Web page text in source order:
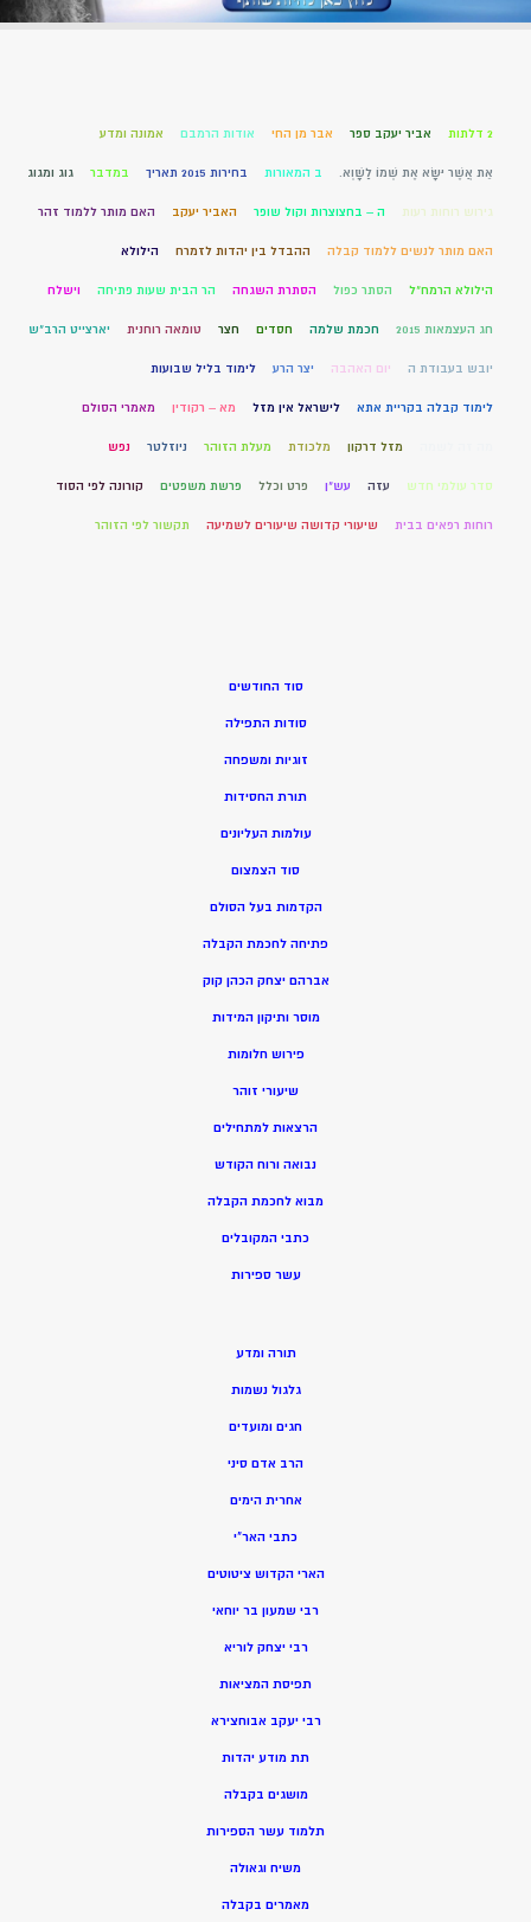
2 דלתות אביר יעקב ספר אבר מן החי אודות הרמבם אמונה ומדע
אֵת אֲשֶׁר יִשָּׂא אֶת שְׁמוֹ לַשָּׁוְא. ב המאורות בחירות 2015 תאריך במדבר גוג ומגוג
גירוש רוחות רעות ה – בחצוצרות וקול שופר האביר יעקב האם מותר ללמוד זהר
האם מותר לנשים ללמוד קבלה ההבדל בין יהדות לזמרח הילולא
הילולא הרמח"ל הסתר כפול הסתרת השגחה הר הבית שעות פתיחה וישלח
חג העצמאות 2015 חכמת שלמה חסדים חצר טומאה רוחנית יארצייט הרב"ש
יובש בעבודת ה יום האהבה יצר הרע לימוד בליל שבועות
לימוד קבלה בקריית אתא לישראל אין מזל מא – רקודין מאמרי הסולם
מזל דרקון מלכודת מעלת הזוהר ניוזלטר נפש
סדר עולמי חדש עזה עש"ן פרט וכלל פרשת משפטים קורונה לפי הסוד
רוחות רפאים בבית שיעורי קדושה שיעורים לשמיעה תקשור לפי הזוהר
סוד החודשים
סודות התפילה
זוגיות ומשפחה
תורת החסידות
עולמות העליונים
סוד הצמצום
הקדמות בעל הסולם
פתיחה לחכמת הקבלה
אברהם יצחק הכהן קוק
מוסר ותיקון המידות
פירוש חלומות
שיעורי זוהר
הרצאות למתחילים
נבואה ורוח הקודש
מבוא לחכמת הקבלה
כתבי המקובלים
עשר ספירות
תורה ומדע
גלגול נשמות
חגים ומועדים
הרב אדם סיני
אחרית הימים
כתבי האר”י
הארי הקדוש ציטוטים
רבי שמעון בר יוחאי
רבי יצחק לוריא
תפיסת המציאות
רבי יעקב אבוחצירא
תת מודע יהדות
מושגים בקבלה
תלמוד עשר הספירות
משיח וגאולה
מאמרים בקבלה